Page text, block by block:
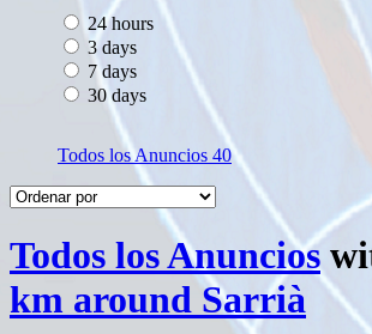
24 hours
3 days
7 days
30 days
Todos los Anuncios 40
Todos los Anuncios
km around Sarrià